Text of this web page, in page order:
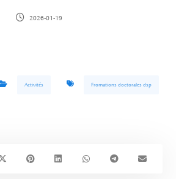
2026-01-19
Activités Fromations doctorales dsp